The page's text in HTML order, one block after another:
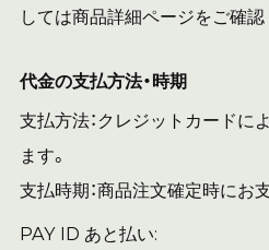
しては商品詳細ページをご確認
代金の支払方法・時期
支払方法：クレジットカードに
ます。
支払時期：商品注文確定時にお
PAY ID あと払い: